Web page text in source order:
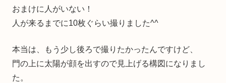
おまけに人がいない！
人が来るまでに10枚ぐらい撮りました^^
本当は、もう少し後ろで撮りたかったんですけど、
門の上に太陽が顔を出すので見上げる構図になりまし
た。